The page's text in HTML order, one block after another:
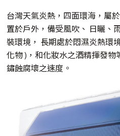
台灣天氣炎熱，四面環海，屬
置於戶外，備受風吹、 日曬、
裝環境， 長期處於悶濕炎熱環
化物 )，和化妝水之酒精揮發
鏽蝕腐壞之速度。